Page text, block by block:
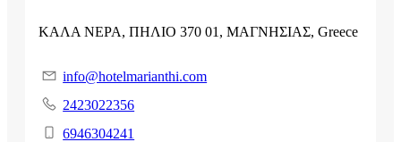
ΚΑΛΑ ΝΕΡΑ, ΠΗΛΙΟ 370 01, ΜΑΓΝΗΣΙΑΣ, Greece
info@hotelmarianthi.com
2423022356
6946304241